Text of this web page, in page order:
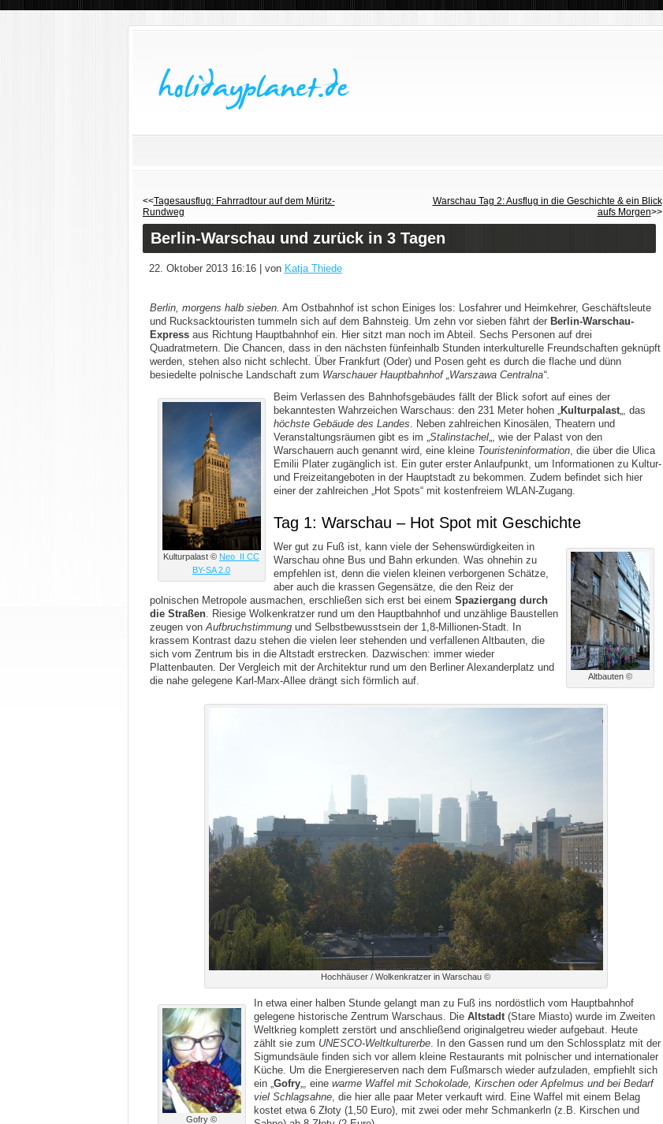
<<Tagesausflug: Fahrradtour auf dem Müritz-
Rundweg
Warschau Tag 2: Ausflug in die Geschichte & ein Blick
aufs Morgen>>
Berlin-Warschau und zurück in 3 Tagen
22. Oktober 2013 16:16 | von Katja Thiede
Berlin, morgens halb sieben. Am Ostbahnhof ist schon Einiges los: Losfahrer und Heimkehrer, Geschäftsleute
und Rucksacktouristen tummeln sich auf dem Bahnsteig. Um zehn vor sieben fährt der Berlin-Warschau-
Expressaus Richtung Hauptbahnhof ein. Hier sitzt man noch im Abteil. Sechs Personen auf drei
Quadratmetern. Die Chancen, dass in den nächsten fünfeinhalb Stunden interkulturelle Freundschaften geknüpft
werden, stehen also nicht schlecht. Über Frankfurt (Oder) und Posen geht es durch die flache und dünn
besiedelte polnische Landschaft zum Warschauer Hauptbahnhof „Warszawa Centralna“.
Kulturpalast © Neo_II CC
BY-SA 2.0
Beim Verlassen des Bahnhofsgebäudes fällt der Blick sofort auf eines der
bekanntesten Wahrzeichen Warschaus: den 231 Meter hohen „Kulturpalast„, das
höchste Gebäude des Landes. Neben zahlreichen Kinosälen, Theatern und
Veranstaltungsräumen gibt es im „Stalinstachel„, wie der Palast von den
Warschauern auch genannt wird, eine kleine Touristeninformation, die über die Ulica
Emilii Plater zugänglich ist. Ein guter erster Anlaufpunkt, um Informationen zu Kultur-
und Freizeitangeboten in der Hauptstadt zu bekommen. Zudem befindet sich hier
einer der zahlreichen „Hot Spots“ mit kostenfreiem WLAN-Zugang.
Tag 1: Warschau – Hot Spot mit Geschichte
Altbauten ©
Wer gut zu Fuß ist, kann viele der Sehenswürdigkeiten in
Warschau ohne Bus und Bahn erkunden. Was ohnehin zu
empfehlen ist, denn die vielen kleinen verborgenen Schätze,
aber auch die krassen Gegensätze, die den Reiz der
polnischen Metropole ausmachen, erschließen sich erst bei einem Spaziergang durch
die Straßen. Riesige Wolkenkratzer rund um den Hauptbahnhof und unzählige Baustellen
zeugen vonAufbruchstimmungund Selbstbewusstsein der 1,8-Millionen-Stadt. In
krassem Kontrast dazu stehen die vielen leer stehenden und verfallenen Altbauten, die
sich vom Zentrum bis in die Altstadt erstrecken. Dazwischen: immer wieder
Plattenbauten. Der Vergleich mit der Architektur rund um den Berliner Alexanderplatz und
die nahe gelegene Karl-Marx-Allee drängt sich förmlich auf.
Hochhäuser / Wolkenkratzer in Warschau ©
Gofry ©
In etwa einer halben Stunde gelangt man zu Fuß ins nordöstlich vom Hauptbahnhof
gelegene historische Zentrum Warschaus. Die Altstadt(Stare Miasto) wurde im Zweiten
Weltkrieg komplett zerstört und anschließend originalgetreu wieder aufgebaut. Heute
zählt sie zum UNESCO-Weltkulturerbe. In den Gassen rund um den Schlossplatz mit der
Sigmundsäule finden sich vor allem kleine Restaurants mit polnischer und internationaler
Küche. Um die Energiereserven nach dem Fußmarsch wieder aufzuladen, empfiehlt sich
ein „Gofry„, eine warme Waffel mit Schokolade, Kirschen oder Apfelmus und bei Bedarf
viel Schlagsahne, die hier alle paar Meter verkauft wird. Eine Waffel mit einem Belag
kostet etwa 6 Złoty (1,50 Euro), mit zwei oder mehr Schmankerln (z.B. Kirschen und